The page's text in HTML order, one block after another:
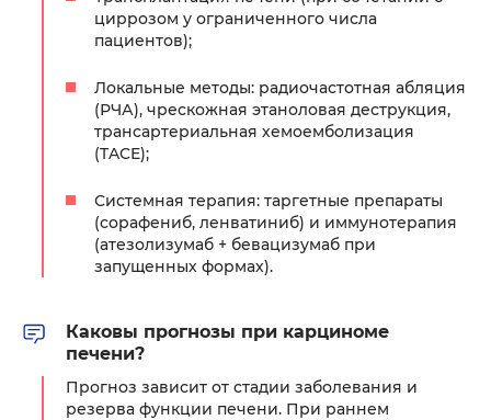
циррозом у ограниченного числа
пациентов);
Локальные методы: радиочастотная абляция
(РЧА), чрескожная этаноловая деструкция,
трансартериальная хемоемболизация
(TACE);
Системная терапия: таргетные препараты
(сорафениб, ленватиниб) и иммунотерапия
(атезолизумаб + бевацизумаб при
запущенных формах).
Каковы прогнозы при карциноме
печени?
Прогноз зависит от стадии заболевания и
резерва функции печени. При раннем